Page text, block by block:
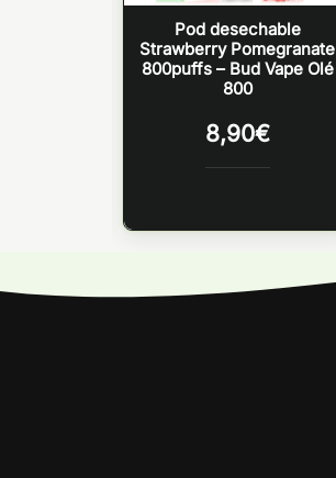
Pod desechable
Strawberry Pomegranate
800puffs – Bud Vape Olé
800
8,90€